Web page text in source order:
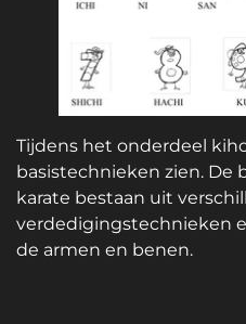
Tijdens het onderdeel
basistechnieken zien. De
karate bestaan uit
verdedigingstechnieken
de armen en benen.